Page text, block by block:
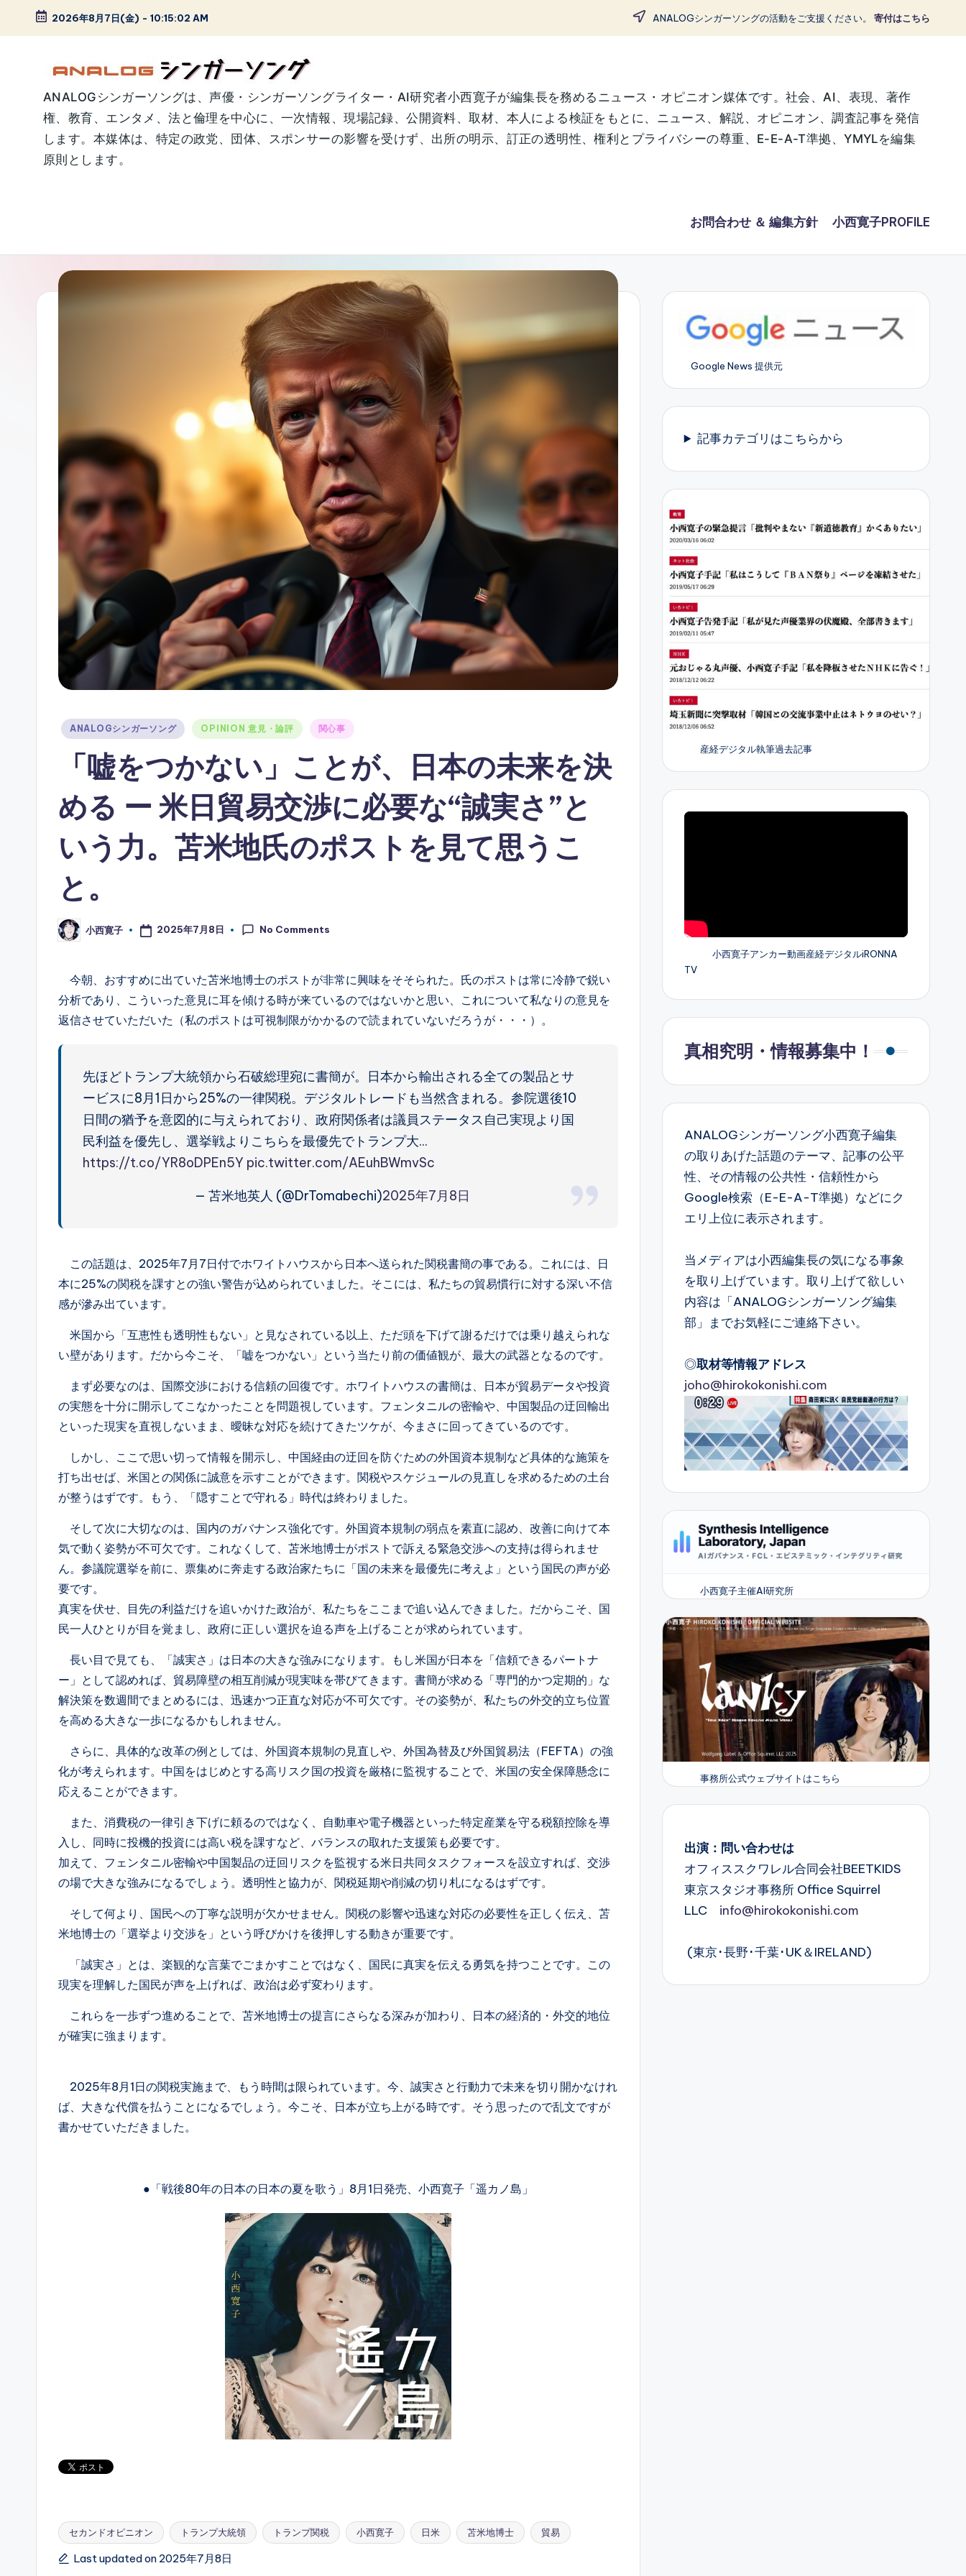
Skip
2026年8月7日(金) - 10:15:03 AM ANALOGシンガーソングの活動をご支援ください。 寄付はこちら
A
N
A
G
シ
ン
グ
ANALOGシンガーソングは、声優・シンガーソングライター・AI研究者小西寛子が編集長を務めるニュース・オピニオン媒体です。社会、AI、表現、著作
権、教育、エンタメ、法と倫理を中心に、一次情報、現場記録、公開資料、取材、本人による検証をもとに、ニュース、解説、オピニオン、調査記事を発信
します。本媒体は、特定の政党、団体、スポンサーの影響を受けず、出所の明示、訂正の透明性、権利とプライバシーの尊重、E-E-A-T準拠、YMYLを編集
原則とします。
お問合わせ ＆ 編集方針 小西寛子PROFILE
Posted
ANALOGシンガーソング OPINION 意見・論評 関心事
「嘘をつかない」ことが、日本の未来を決
める ー 米日貿易交渉に必要な“誠実さ”と
いう力。苫米地氏のポストを見て思うこ
と。
Posted
by
小西寛子 2025年7月8日 No Comments
今朝、おすすめに出ていた苫米地博士のポストが非常に興味をそそられた。氏のポストは常に冷静で鋭い
分析であり、こういった意見に耳を傾ける時が来ているのではないかと思い、これについて私なりの意見を
返信させていただいた（私のポストは可視制限がかかるので読まれていないだろうが・・・）。
先ほどトランプ大統領から石破総理宛に書簡が。日本から輸出される全ての製品とサ
ービスに8月1日から25%の一律関税。デジタルトレードも当然含まれる。参院選後10
日間の猶予を意図的に与えられており、政府関係者は議員ステータス自己実現より国
民利益を優先し、選挙戦よりこちらを最優先でトランプ大…
https://t.co/YR8oDPEn5Y pic.twitter.com/AEuhBWmvSc
— 苫米地英人 (@DrTomabechi)2025年7月8日
この話題は、2025年7月7日付でホワイトハウスから日本へ送られた関税書簡の事である。これには、日
本に25%の関税を課すとの強い警告が込められていました。そこには、私たちの貿易慣行に対する深い不信
感が滲み出ています。
米国から「互恵性も透明性もない」と見なされている以上、ただ頭を下げて謝るだけでは乗り越えられな
い壁があります。だから今こそ、「嘘をつかない」という当たり前の価値観が、最大の武器となるのです。
まず必要なのは、国際交渉における信頼の回復です。ホワイトハウスの書簡は、日本が貿易データや投資
の実態を十分に開示してこなかったことを問題視しています。フェンタニルの密輸や、中国製品の迂回輸出
といった現実を直視しないまま、曖昧な対応を続けてきたツケが、今まさに回ってきているのです。
しかし、ここで思い切って情報を開示し、中国経由の迂回を防ぐための外国資本規制など具体的な施策を
打ち出せば、米国との関係に誠意を示すことができます。関税やスケジュールの見直しを求めるための土台
が整うはずです。もう、「隠すことで守れる」時代は終わりました。
そして次に大切なのは、国内のガバナンス強化です。外国資本規制の弱点を素直に認め、改善に向けて本
気で動く姿勢が不可欠です。これなくして、苫米地博士がポストで訴える緊急交渉への支持は得られませ
ん。参議院選挙を前に、票集めに奔走する政治家たちに「国の未来を最優先に考えよ」という国民の声が必
要です。
真実を伏せ、目先の利益だけを追いかけた政治が、私たちをここまで追い込んできました。だからこそ、国
民一人ひとりが目を覚まし、政府に正しい選択を迫る声を上げることが求められています。
長い目で見ても、「誠実さ」は日本の大きな強みになります。もし米国が日本を「信頼できるパートナ
ー」として認めれば、貿易障壁の相互削減が現実味を帯びてきます。書簡が求める「専門的かつ定期的」な
解決策を数週間でまとめるには、迅速かつ正直な対応が不可欠です。その姿勢が、私たちの外交的立ち位置
を高める大きな一歩になるかもしれません。
さらに、具体的な改革の例としては、外国資本規制の見直しや、外国為替及び外国貿易法（FEFTA）の強
化が考えられます。中国をはじめとする高リスク国の投資を厳格に監視することで、米国の安全保障懸念に
応えることができます。
また、消費税の一律引き下げに頼るのではなく、自動車や電子機器といった特定産業を守る税額控除を導
入し、同時に投機的投資には高い税を課すなど、バランスの取れた支援策も必要です。
加えて、フェンタニル密輸や中国製品の迂回リスクを監視する米日共同タスクフォースを設立すれば、交渉
の場で大きな強みになるでしょう。透明性と協力が、関税延期や削減の切り札になるはずです。
そして何より、国民への丁寧な説明が欠かせません。関税の影響や迅速な対応の必要性を正しく伝え、苫
米地博士の「選挙より交渉を」という呼びかけを後押しする動きが重要です。
「誠実さ」とは、楽観的な言葉でごまかすことではなく、国民に真実を伝える勇気を持つことです。この
現実を理解した国民が声を上げれば、政治は必ず変わります。
これらを一歩ずつ進めることで、苫米地博士の提言にさらなる深みが加わり、日本の経済的・外交的地位
が確実に強まります。
2025年8月1日の関税実施まで、もう時間は限られています。今、誠実さと行動力で未来を切り開かなけれ
ば、大きな代償を払うことになるでしょう。今こそ、日本が立ち上がる時です。そう思ったので乱文ですが
書かせていただきました。
●「戦後80年の日本の日本の夏を歌う」8月1日発売、小西寛子「遥カノ島」
Tags:
セカンドオピニオン トランプ大統領 トランプ関税 小西寛子 日米 苫米地博士 貿易
Last updated on 2025年7月8日
Google News 提供元
記事カテゴリはこちらから
産経デジタル執筆過去記事
小西寛子アンカー動画産経デジタルiRONNA
TV
真相究明・情報募集中！
ANALOGシンガーソング小西寛子編集
の取りあげた話題のテーマ、記事の公平
性、その情報の公共性・信頼性から
Google検索（E-E-A-T準拠）などにク
エリ上位に表示されます。
当メディアは小西編集長の気になる事象
を取り上げています。取り上げて欲しい
内容は「ANALOGシンガーソング編集
部」までお気軽にご連絡下さい。
◎取材等情報アドレス
joho@hirokokonishi.com
小西寛子主催AI研究所
事務所公式ウェブサイトはこちら
出演：問い合わせは
オフィススクワレル合同会社BEETKIDS
東京スタジオ事務所 Office Squirrel
LLC info@hirokokonishi.com
(東京･長野･千葉･UK＆IRELAND)